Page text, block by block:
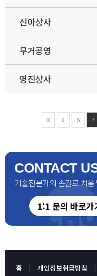
신아상사
무거공영
명진상사
6 7
CONTACT
기술전문가의 손길로 처
1:1 문의 바로가
홈 개인정보취급방침